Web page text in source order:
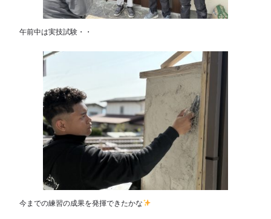
午前中は実技試験・・
今までの練習の成果を発揮できたかな